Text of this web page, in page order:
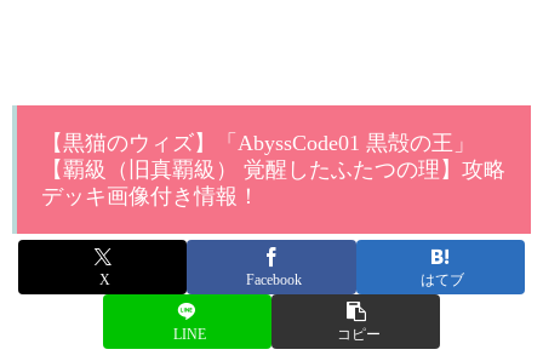
【黒猫のウィズ】「AbyssCode01 黒殻の王」
【覇級（旧真覇級） 覚醒したふたつの理】攻略
デッキ画像付き情報！
X Facebook はてブ
LINE コピー